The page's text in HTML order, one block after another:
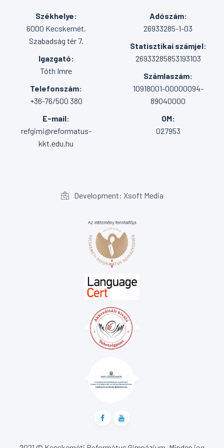
Székhelye:
6000 Kecskemét,
Szabadság tér 7.
Igazgató:
Tóth Imre
Telefonszám:
+36-76/500 380
E-mail:
refgimi@reformatus-
kkt.edu.hu
Adószám:
26933285-1-03
Statisztikai számjel:
26933285853193103
Számlaszám:
10918001-00000094-
89040000
OM:
027953
Development: Xsoft Media